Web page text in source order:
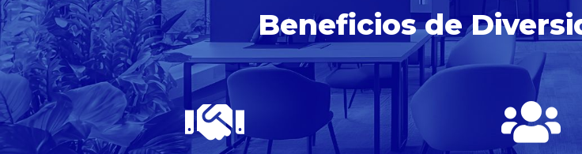
Beneficios de